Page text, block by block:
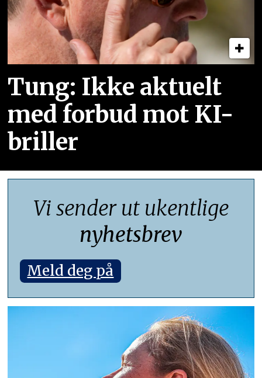
Tung: Ikke aktuelt
med forbud mot KI-
briller
Vi sender ut ukentlige
nyhetsbrev
Meld deg på